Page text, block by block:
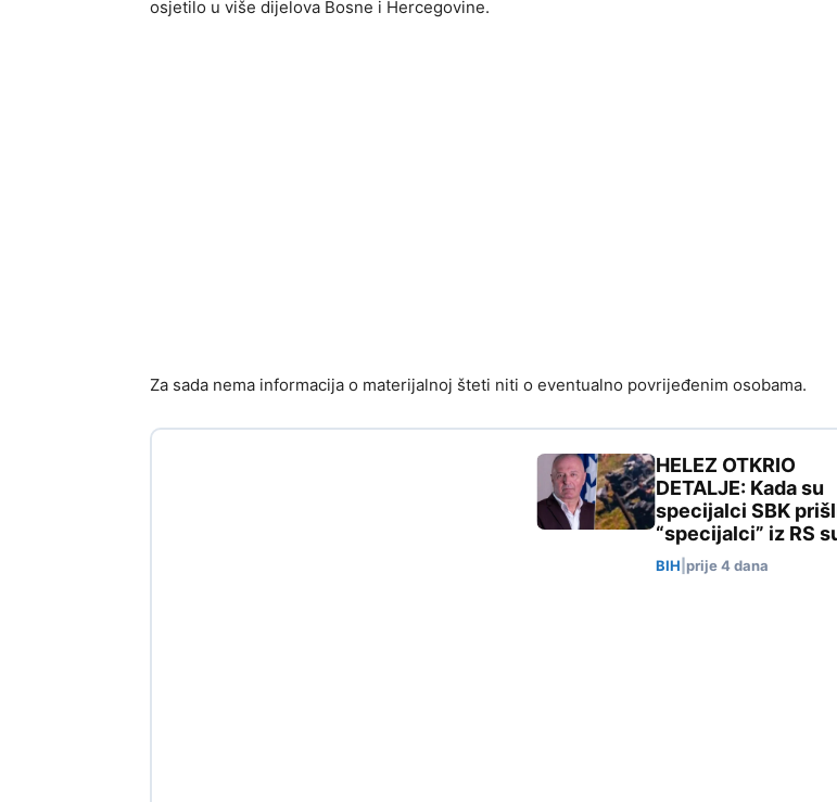
osjetilo u više dijelova Bosne i Hercegovine.
Za sada nema informacija o materijalnoj šteti niti o eventualno povrijeđenim osobama.
HELEZ OTKRIO
DETALJE: Kada su
specijalci SBK
“specijalci” iz RS
BIH prije 4 dana